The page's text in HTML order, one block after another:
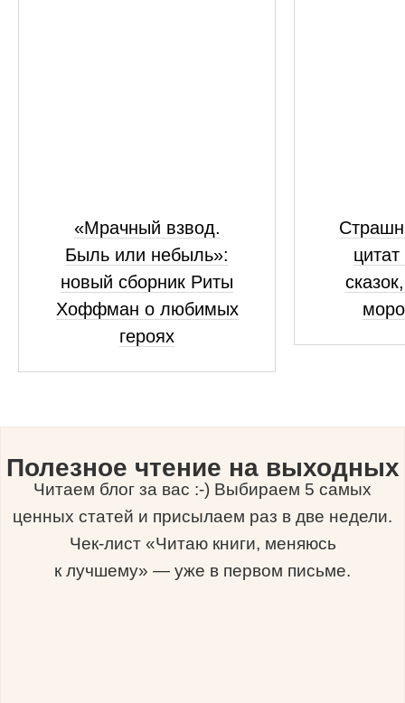
«Мрачный взвод.
Быль или небыль»:
новый сборник Риты
Хоффман о любимых
героях
цитат
Полезное чтение на выходных
Читаем блог за вас :-) Выбираем 5 самых
ценных статей и присылаем раз в две недели.
Чек-лист «Читаю книги, меняюсь
к лучшему» — уже в первом письме.